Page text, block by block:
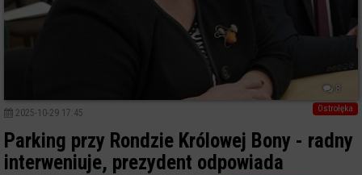
8
Ostrołęka
2025-10-29 17:45
Parking przy Rondzie Królowej Bony - radny
interweniuje, prezydent odpowiada